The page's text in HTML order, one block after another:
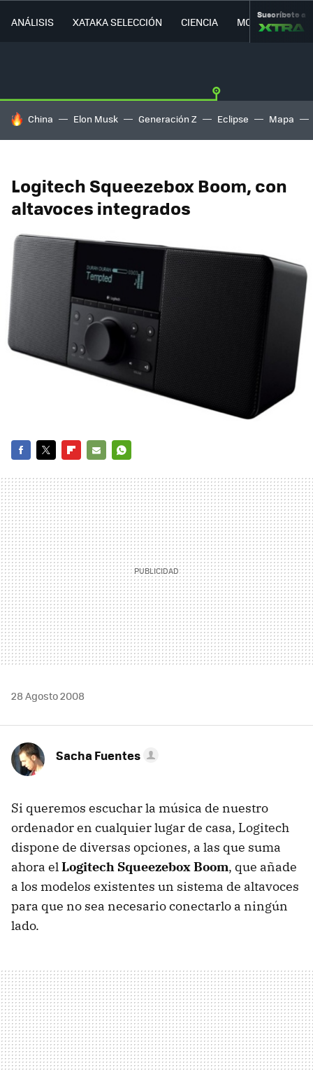
ANÁLISIS XATAKA SELECCIÓN CIENCIA MOVILIDAD
Suscríbete a
HOY SE HABLA DE
China Elon Musk Generación Z Eclipse Mapa
Logitech Squeezebox Boom, con
altavoces integrados
MAIL
28 Agosto 2008
Sacha Fuentes
Si queremos escuchar la música de nuestro
ordenador en cualquier lugar de casa, Logitech
dispone de diversas opciones, a las que suma
ahora elLogitech Squeezebox Boom, que añade
a los modelos existentes un sistema de altavoces
para que no sea necesario conectarlo a ningún
lado.